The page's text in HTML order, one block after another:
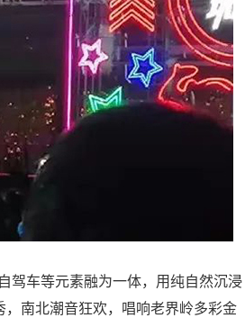
驾车等元素融为一体，用纯自然沉浸
南北潮音狂欢，唱响老界岭多彩金